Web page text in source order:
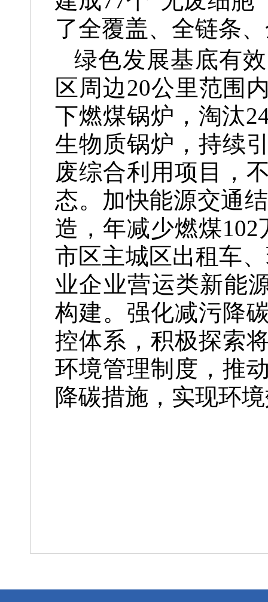
了全覆盖、全链条
绿色发展基底有
区周边20公里范围
下燃煤锅炉，淘汰
生物质锅炉，持续
废综合利用项目，
态。加快能源交通
造，年减少燃煤
市区主城区出租车
业企业营运类新能
构建。强化减污降
控体系，积极探索
环境管理制度，推
降碳措施，实现环